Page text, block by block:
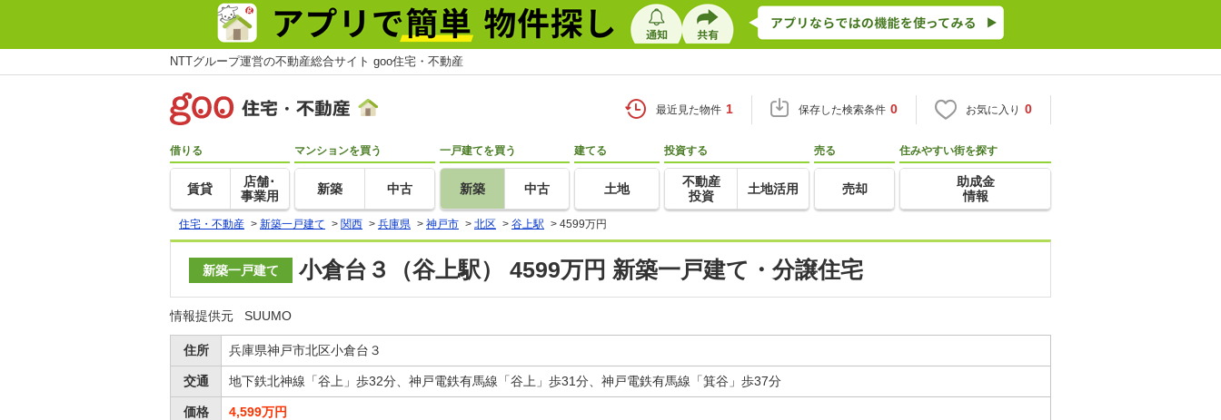
NTTグループ運営の不動産総合サイト goo住宅・不動産
最近見た物件 1 保存した検索条件 0 お気に入り 0
借りる
賃貸
店舗･
事業用
マンションを買う
新築 中古
一戸建てを買う
新築 中古
建てる
土地
投資する
不動産
投資
土地活用
売る
売却
住みやすい街を探す
助成金
情報
住宅・不動産 > 新築一戸建て > 関西 > 兵庫県 > 神戸市 > 北区 > 谷上駅 > 4599万円
新築一戸建て 小倉台３（谷上駅） 4599万円 新築一戸建て・分譲住宅
情報提供元 SUUMO
住所 兵庫県神戸市北区小倉台３
交通 地下鉄北神線「谷上」歩32分、神戸電鉄有馬線「谷上」歩31分、神戸電鉄有馬線「箕谷」歩37分
価格 4,599万円